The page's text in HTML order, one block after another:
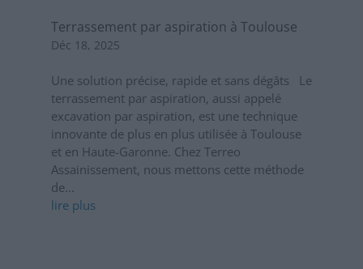
Terrassement par aspiration à Toulouse
Déc 18, 2025
Une solution précise, rapide et sans dégâts Le
terrassement par aspiration, aussi appelé
excavation par aspiration, est une technique
innovante de plus en plus utilisée à Toulouse
et en Haute-Garonne. Chez Terreo
Assainissement, nous mettons cette méthode
de...
lire plus